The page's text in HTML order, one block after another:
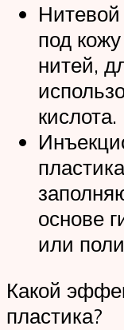
под
нитей,
кислота.
основе
или
Какой
пластика?